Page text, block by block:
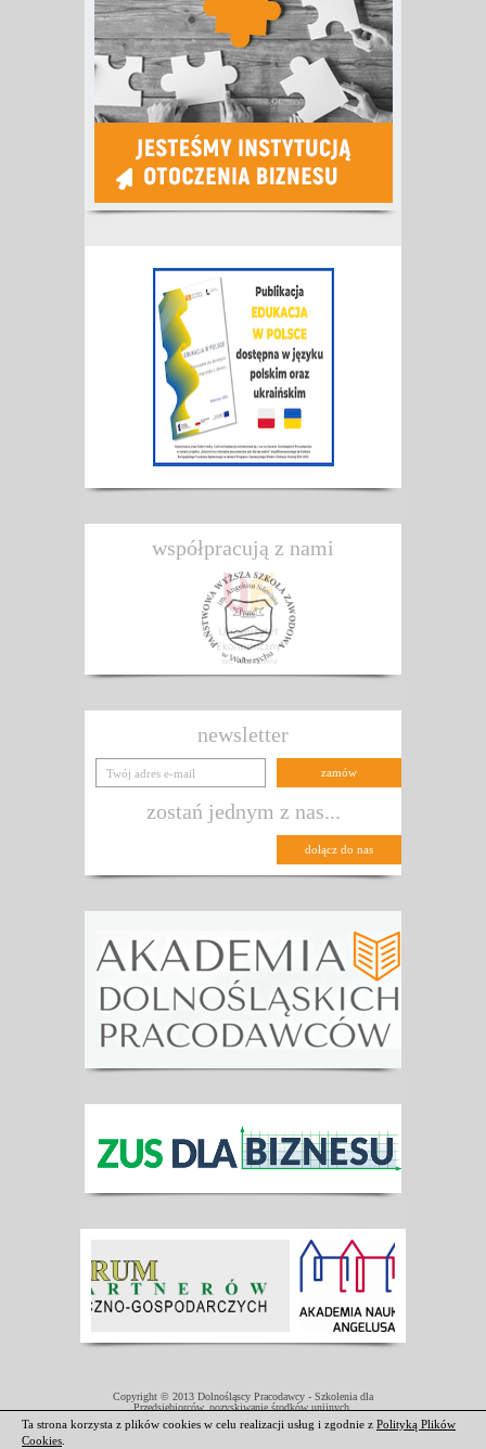
współpracują z nami
newsletter
zostań jednym z nas...
Copyright © 2013 Dolnośląscy Pracodawcy - Szkolenia dla
Przedsiębiorców, pozyskiwanie środków unijnych.
Projekt współfinansowany przez Unię Europejską w ramach Europejskiego
Funduszu Społecznego.
Ta strona korzysta z plików cookies w celu realizacji usług i zgodnie z Polityką Plików
Cookies